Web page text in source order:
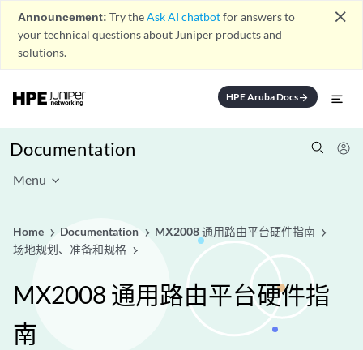
Announcement: Try theAsk AI chatbotfor answers to
your technical questions about Juniper products and
solutions.
close
HPE Aruba Docsarrow_forward
Documentation
Menu
Home Documentation
MX2008 通用路由平台硬件指南
场地规划、准备和规格
MX2008 通用路由平台硬件指
南